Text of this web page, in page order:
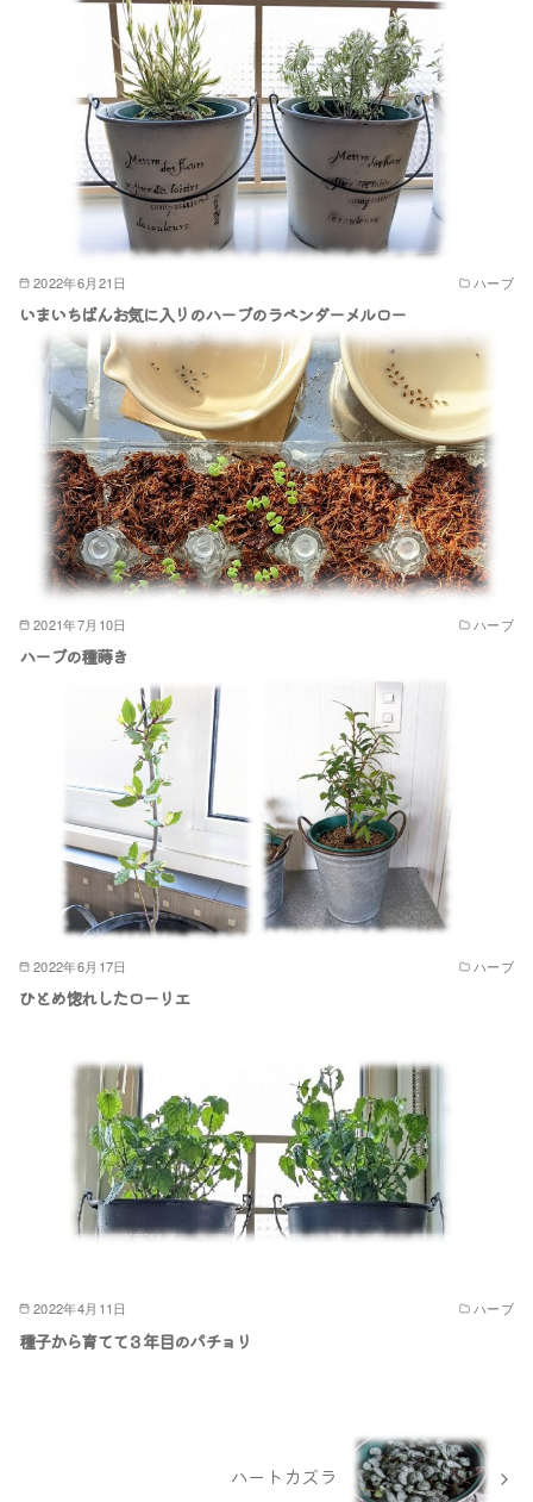
2022年6月21日 ハーブ
いまいちばんお気に入りのハーブのラベンダーメルロー
2021年7月10日 ハーブ
ハーブの種蒔き
2022年6月17日 ハーブ
ひとめ惚れしたローリエ
2022年4月11日 ハーブ
種子から育てて３年目のパチョリ
ハートカズラ